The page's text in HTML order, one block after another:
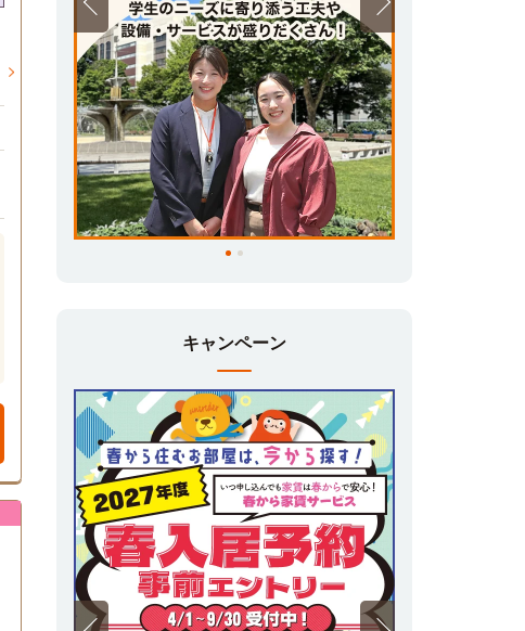
たい方、引越し・入学まであまり時間が無い
方、自宅から進学先が遠い方…にオススメ！
キャンペーン